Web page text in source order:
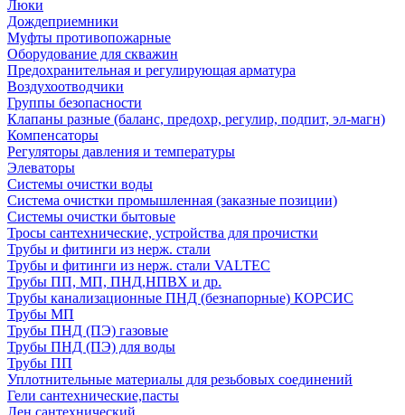
Люки
Дождеприемники
Муфты противопожарные
Оборудование для скважин
Предохранительная и регулирующая арматура
Воздухоотводчики
Группы безопасности
Клапаны разные (баланс, предохр, регулир, подпит, эл-магн)
Компенсаторы
Регуляторы давления и температуры
Элеваторы
Системы очистки воды
Система очистки промышленная (заказные позиции)
Системы очистки бытовые
Тросы сантехнические, устройства для прочистки
Трубы и фитинги из нерж. стали
Трубы и фитинги из нерж. стали VALTEC
Трубы ПП, МП, ПНД,НПВХ и др.
Трубы канализационные ПНД (безнапорные) КОРСИС
Трубы МП
Трубы ПНД (ПЭ) газовые
Трубы ПНД (ПЭ) для воды
Трубы ПП
Уплотнительные материалы для резьбовых соединений
Гели сантехнические,пасты
Лен сантехнический